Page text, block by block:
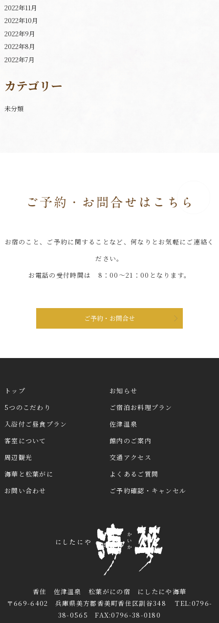
2022年11月
2022年10月
2022年9月
2022年8月
2022年7月
カテゴリー
未分類
お宿のこと、ご予約に関することなど、何なりとお気軽にご連絡く
ださい。
お電話の受付時間は 8：00～21：00となります。
ご予約・お問合せ
トップ
お知らせ
5つのこだわり
ご宿泊お料理プラン
入浴付ご昼食プラン
佐津温泉
客室について
館内のご案内
周辺観光
交通アクセス
海華と松葉がに
よくあるご質問
お問い合わせ
ご予約確認・キャンセル
香住 佐津温泉 松葉がにの宿 にしたにや海華
〒669-6402 兵庫県美方郡香美町香住区訓谷348 TEL:0796-
38-0565 FAX:0796-38-0180